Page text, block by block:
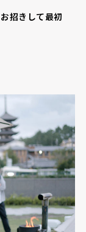
招きして最初